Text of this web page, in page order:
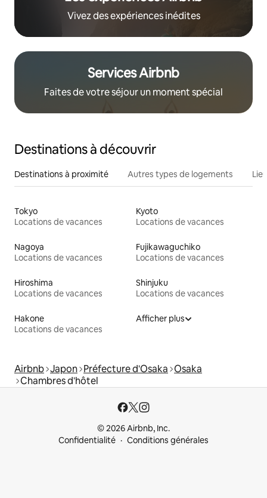
Vivez des expériences inédites
Services Airbnb
Faites de votre séjour un moment spécial
Destinations à découvrir
Destinations à proximité Autres types de logements
Tokyo
Locations de vacances
Kyoto
Locations de vacances
Nagoya
Locations de vacances
Fujikawaguchiko
Locations de vacances
Hiroshima
Locations de vacances
Shinjuku
Locations de vacances
Hakone
Locations de vacances
Afficher plus
Airbnb Japon Préfecture d'Osaka Osaka
Chambres d'hôtel
© 2026 Airbnb, Inc.
Confidentialité
Conditions générales